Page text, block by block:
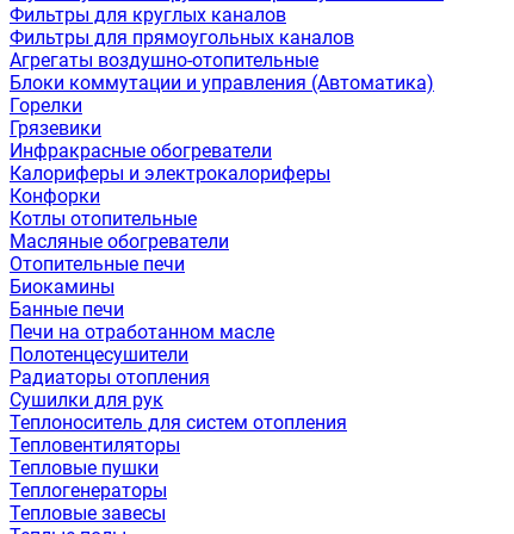
Фильтры для круглых каналов
Фильтры для прямоугольных каналов
Агрегаты воздушно-отопительные
Блоки коммутации и управления (Автоматика)
Горелки
Грязевики
Инфракрасные обогреватели
Калориферы и электрокалориферы
Конфорки
Котлы отопительные
Масляные обогреватели
Отопительные печи
Биокамины
Банные печи
Печи на отработанном масле
Полотенцесушители
Радиаторы отопления
Сушилки для рук
Теплоноситель для систем отопления
Тепловентиляторы
Тепловые пушки
Теплогенераторы
Тепловые завесы